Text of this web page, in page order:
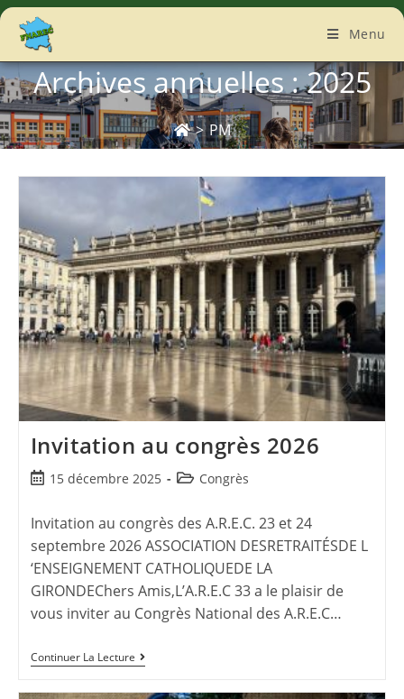
Menu
Archives annuelles : 2025
> PM
Invitation au congrès 2026
15 décembre 2025 Congrès
Invitation au congrès des A.R.E.C. 23 et 24
septembre 2026​ ASSOCIATION DESRETRAITÉSDE L
‘ENSEIGNEMENT CATHOLIQUEDE LA
GIRONDEChers Amis,L’A.R.E.C 33 a le plaisir de
vous inviter au Congrès National des A.R.E.C…
Continuer La Lecture